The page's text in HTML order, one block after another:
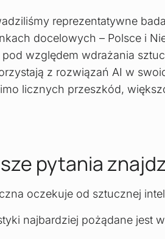
reprezentatywne
docelowych – Polsce i
względem wdrażania
z rozwiązań AI w
licznych przeszkód,
pytania
oczekuje od sztucznej
najbardziej pożądane jest